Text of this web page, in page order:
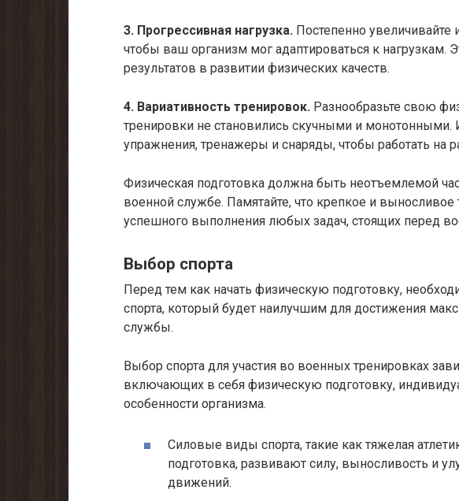
3. Прогрессивная нагрузка. Постепенно увеличивайте
чтобы ваш организм мог адаптироваться к нагрузкам.
результатов в развитии физических качеств.
4. Вариативность тренировок. Разнообразьте свою
тренировки не становились скучными и монотонными.
упражнения, тренажеры и снаряды, чтобы работать
Физическая подготовка должна быть неотъемлемой
военной службе. Памятайте, что крепкое и выносливое
успешного выполнения любых задач, стоящих перед
Выбор спорта
Перед тем как начать физическую подготовку,
спорта, который будет наилучшим для достижения
службы.
Выбор спорта для участия во военных тренировках
включающих в себя физическую подготовку,
особенности организма.
Силовые виды спорта, такие как тяжелая
подготовка, развивают силу, выносливость и
движений.